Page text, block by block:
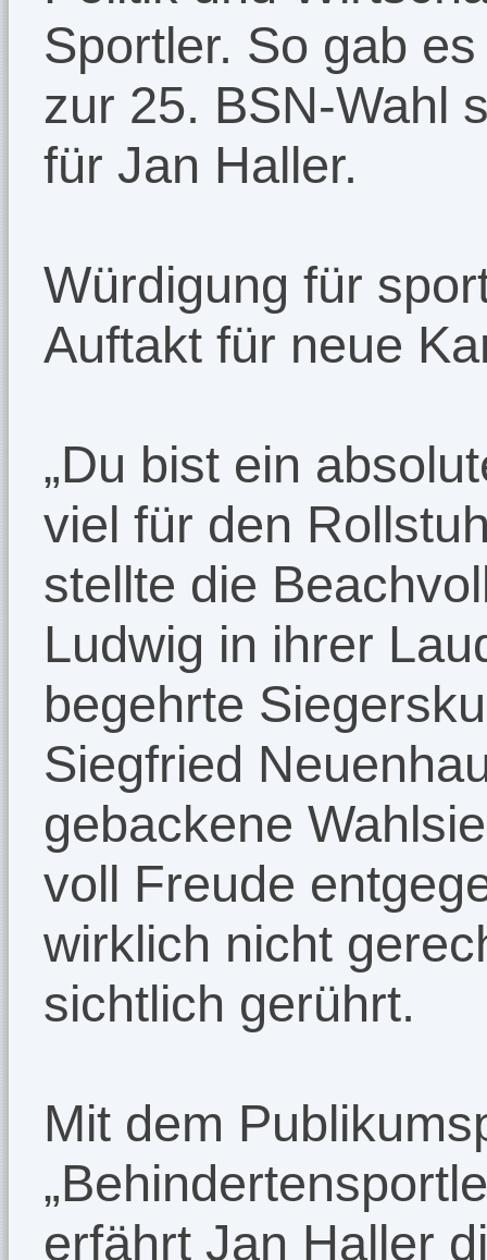
Sportler. So gab
zur 25. BSN-Wahl
für Jan Haller.
Würdigung für
Auftakt für neue
„Du bist ein
viel für den
stellte die
Ludwig in ihrer
begehrte
Siegfried
gebackene
voll Freude
wirklich nicht
sichtlich gerührt.
Mit dem
erfährt Jan Haller